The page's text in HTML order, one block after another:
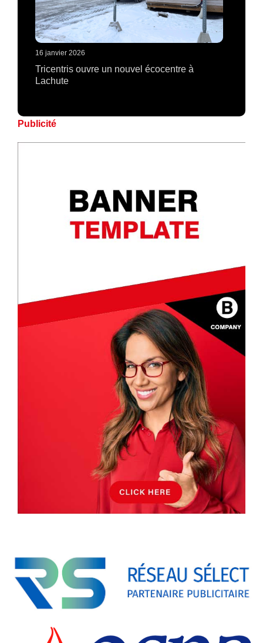
16 janvier 2026
Tricentris ouvre un nouvel écocentre à
Lachute
Publicité